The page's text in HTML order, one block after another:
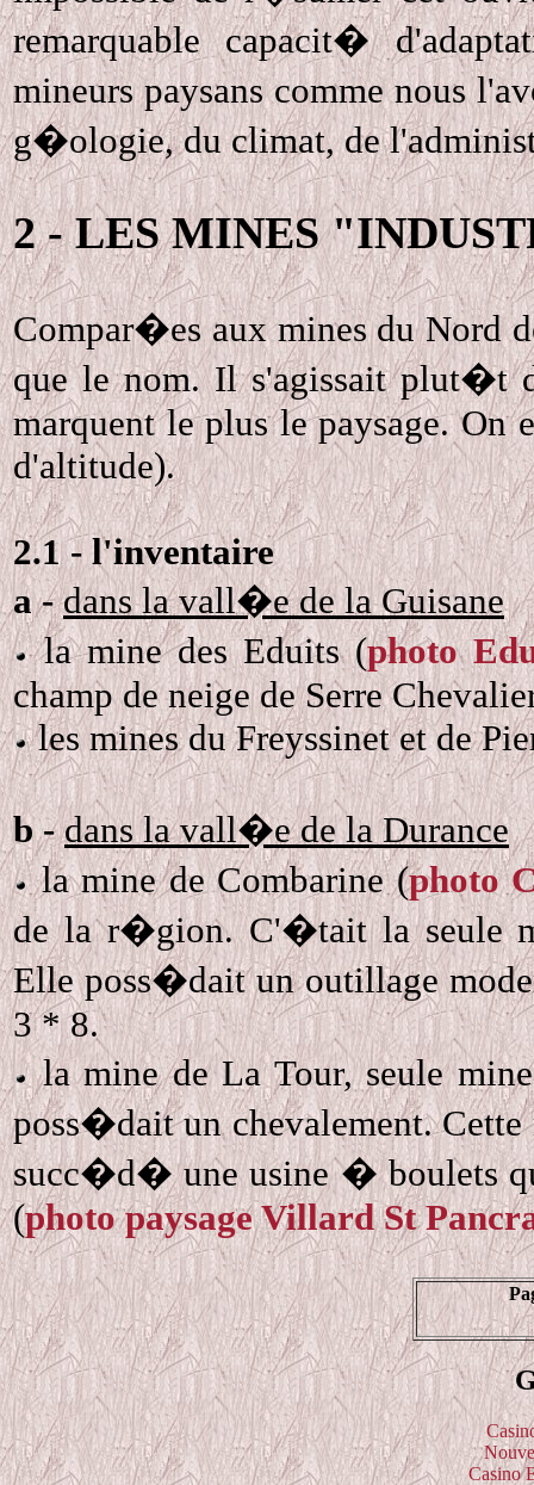
remarquable capacit�
mineurs paysans comme nous
g�ologie, du climat, de
2 - LES MINES
Compar�es aux mines du Nord
que le nom. Il s'agissait plut�t
marquent le plus le paysage.
d'altitude).
2.1 - l'inventaire
a - dans la vall�e de la Guisane
la mine des Eduits (photo
champ de neige de Serre
les mines du Freyssinet et de
b - dans la vall�e de la Durance
la mine de Combarine (photo
de la r�gion. C'�tait la seule
Elle poss�dait un outillage
3 * 8.
la mine de La Tour, seule
poss�dait un chevalement.
succ�d� une usine � boulets
(photo paysage Villard St
Casino